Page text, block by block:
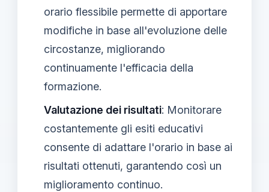
orario flessibile permette di apportare
modifiche in base all'evoluzione delle
circostanze, migliorando
continuamente l'efficacia della
formazione.
Valutazione dei risultati: Monitorare
costantemente gli esiti educativi
consente di adattare l'orario in base ai
risultati ottenuti, garantendo così un
miglioramento continuo.